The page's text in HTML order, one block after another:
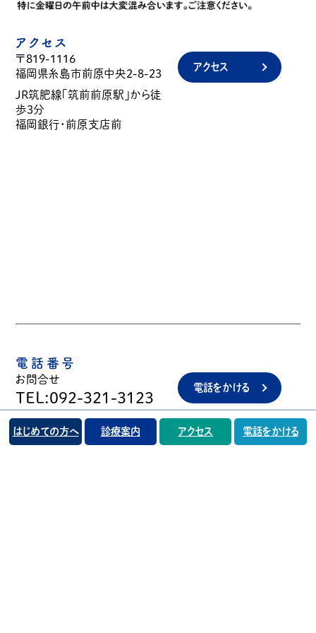
アクセス
〒819-1116
福岡県糸島市前原中央2-8-23
JR筑肥線「筑前前原駅」から徒
歩3分
福岡銀行・前原支店前
アクセス
電話番号
お問合せ
TEL:092-321-3123
電話をかける
はじめての方へ 診療案内 アクセス 電話をかける